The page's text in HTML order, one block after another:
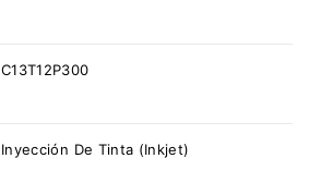
C13T12P300
Inyección De Tinta (Inkjet)